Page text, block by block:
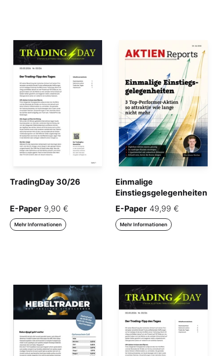
TradingDay 30/26
E-Paper 9,90 €
Mehr Informationen
Einmalige
Einstiegsgelegenheiten
E-Paper 49,99 €
Mehr Informationen